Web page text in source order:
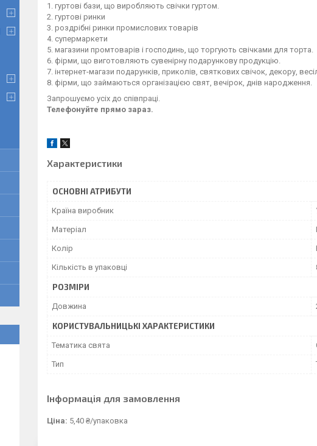
1. гуртові бази, що виробляють свічки гуртом.
2. гуртові ринки
3. роздрібні ринки промислових товарів
4. супермаркети
5. магазини промтоварів і господинь, що торгують свічками для торта.
6. фірми, що виготовляють сувенірну подарункову продукцію.
7. інтернет-магази подарунків, приколів, святкових свічок, декору,
8. фірми, що займаються організацією свят, вечірок, днів народження.
Запрошуємо усіх до співпраці.
Телефонуйте прямо зараз.
Характеристики
ОСНОВНІ АТРИБУТИ
Країна виробник
Матеріал
Колір
Кількість в упаковці
РОЗМІРИ
Довжина
КОРИСТУВАЛЬНИЦЬКІ ХАРАКТЕРИСТИКИ
Тематика свята
Тип
Інформація для замовлення
Ціна: 5,40 ₴/упаковка